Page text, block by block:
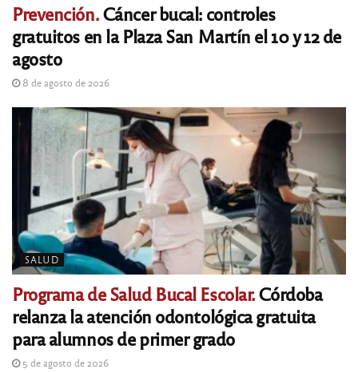
Prevención.Cáncer bucal: controles
gratuitos en la Plaza San Martín el 10 y 12 de
agosto
8 de agosto de 2026
SALUD
Programa de Salud Bucal Escolar.Córdoba
relanza la atención odontológica gratuita
para alumnos de primer grado
5 de agosto de 2026